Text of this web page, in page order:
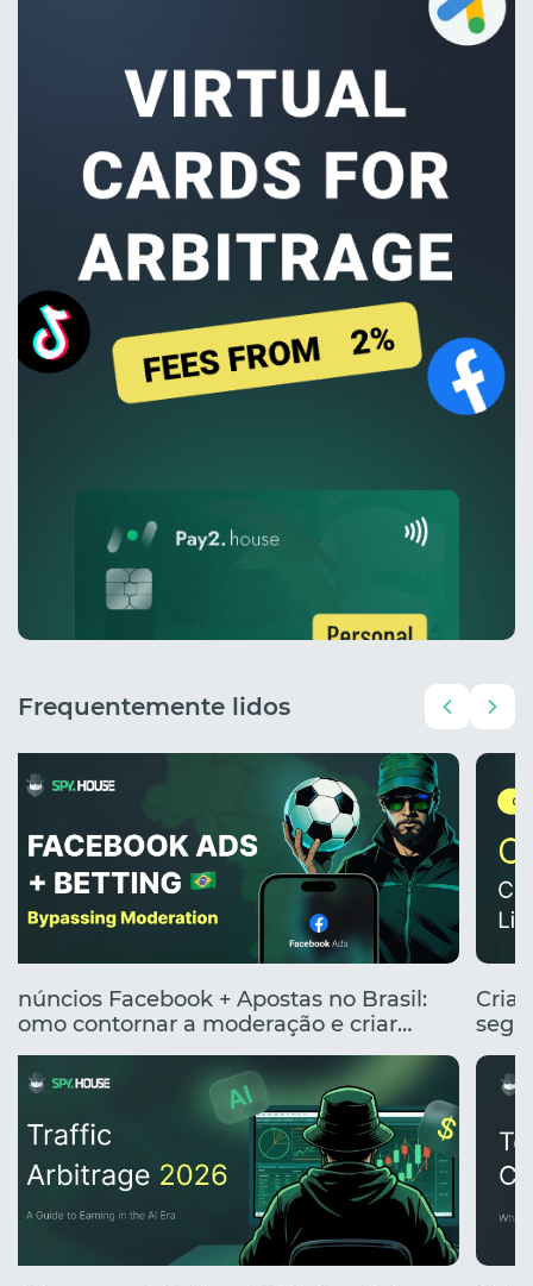
Frequentemente lidos
Anúncios Facebook + Apostas no Brasil:
Como contornar a moderação e criar
anúncios clicáveis